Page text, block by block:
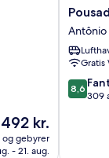
Prisen
492 kr.
492 kr.
og gebyrer
- 21. aug.
Pousada
Casa
dos
Contos
Antônio
Dias
Antônio
Gratis
8.6
ud
8,6
309